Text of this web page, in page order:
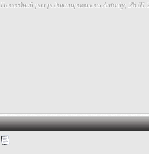
Последний раз редактировалось Antoniy;